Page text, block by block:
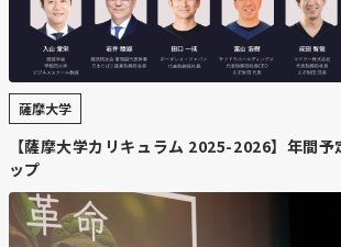
薩摩大学
【薩摩大学カリキュラム 2025-2026】年間
ップ